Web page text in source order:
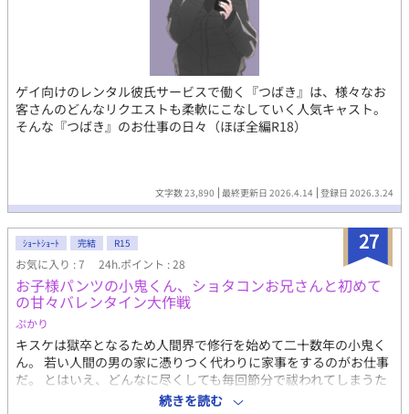
ゲイ向けのレンタル彼氏サービスで働く『つばき』は、様々なお
客さんのどんなリクエストも柔軟にこなしていく人気キャスト。
そんな『つばき』のお仕事の日々（ほぼ全編R18）
文字数 23,890 最終更新日 2026.4.14 登録日 2026.3.24
27
ｼｮｰﾄｼｮｰﾄ 完結 R15
お気に入り : 7 24h.ポイント : 28
お子様パンツの小鬼くん、ショタコンお兄さんと初めて
の甘々バレンタイン大作戦
ぷかり
キスケは獄卒となるため人間界で修行を始めて二十数年の小鬼く
ん。 若い人間の男の家に憑りつく代わりに家事をするのがお仕事
だ。 とはいえ、どんなに尽くしても毎回節分で祓われてしまうた
め、長く続いた試しはない。 しかし、３年前そんなキスケに転機
続きを読む